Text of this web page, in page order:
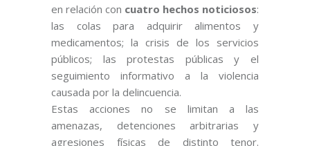
en relación con cuatro hechos noticiosos:
las colas para adquirir alimentos y
medicamentos; la crisis de los servicios
públicos; las protestas públicas y el
seguimiento informativo a la violencia
causada por la delincuencia.
Estas acciones no se limitan a las
amenazas, detenciones arbitrarias y
agresiones físicas de distinto tenor.